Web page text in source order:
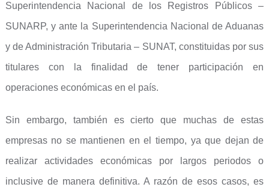
Superintendencia Nacional de los Registros Públicos –
SUNARP, y ante la Superintendencia Nacional de Aduanas
y de Administración Tributaria – SUNAT, constituidas por sus
titulares con la finalidad de tener participación en
operaciones económicas en el país.
Sin embargo, también es cierto que muchas de estas
empresas no se mantienen en el tiempo, ya que dejan de
realizar actividades económicas por largos periodos o
inclusive de manera definitiva. A razón de esos casos, es